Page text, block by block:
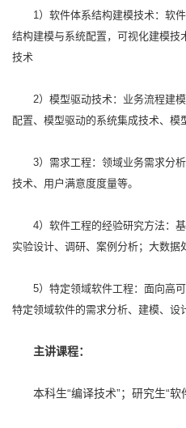
1）软件体系结构建模技术：软
结构建模与系统配置，可视化建模
技术
2）模型驱动技术：业务流程建
配置、模型驱动的系统集成技术、模
3）需求工程：领域业务需求分
技术、用户满意度度量等。
4）软件工程的经验研究方法：
实验设计、调研、案例分析；大数据
5）特定领域软件工程：面向高
特定领域软件的需求分析、建模、设
主讲课程：
本科生“编译技术”；研究生“